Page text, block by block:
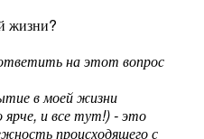
жизни?
на этот вопрос
в моей жизни
ярче, и все тут!) - это
происходящего с